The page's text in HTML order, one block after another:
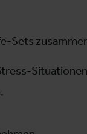
Sets